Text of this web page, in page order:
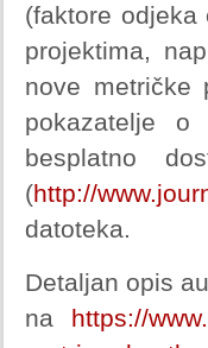
(faktore
projektima,
nove metričke
pokazatelje
besplatno
(http://
datoteka.
Detaljan opis
na https://